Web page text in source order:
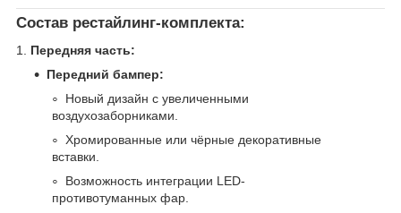
Состав рестайлинг-комплекта:
1. Передняя часть:
Передний бампер:
Новый дизайн с увеличенными
воздухозаборниками.
Хромированные или чёрные декоративные
вставки.
Возможность интеграции LED-
противотуманных фар.